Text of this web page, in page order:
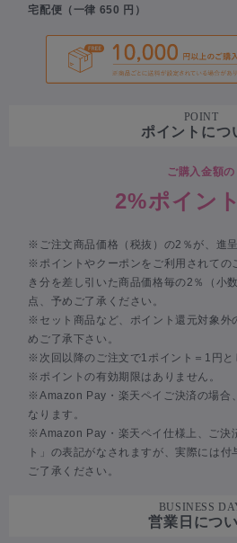
宅配便（一律 650 円）
POINT
ポイントにつ
ご購入金額の
2%ポイン
※ご注文商品価格（税抜）の2％が、進呈
※ポイントやクーポンをご利用されての
き分を差し引いた商品価格毎の2％（小
点、予めご了承ください。
※セット商品など、ポイント還元対象外
めご了承下さい。
※次回以降のご注文で1ポイント＝1円と
※ポイントの有効期限はありません。
※Amazon Pay・楽天ペイご決済の場合
なります。
※Amazon Pay・楽天ペイ仕様上、ご決
ト」の表記がなされますが、実際には
ご了承ください。
BUSINESS
営業日につ